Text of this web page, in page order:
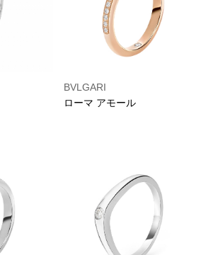
BVLGARI
ローマ アモール